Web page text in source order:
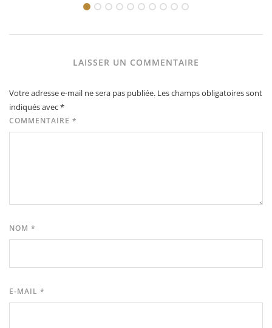
LAISSER UN COMMENTAIRE
Votre adresse e-mail ne sera pas publiée. Les champs obligatoires sont
indiqués avec*
COMMENTAIRE *
NOM *
E-MAIL *